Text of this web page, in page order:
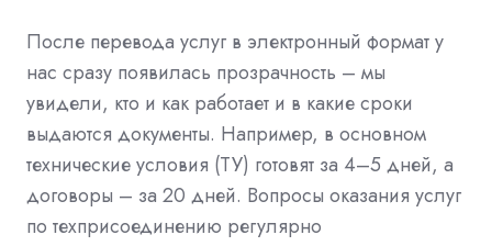
После перевода услуг в электронный формат у
нас сразу появилась прозрачность – мы
увидели, кто и как работает и в какие сроки
выдаются документы. Например, в основном
технические условия (ТУ) готовят за 4–5 дней, а
договоры – за 20 дней. Вопросы оказания услуг
по техприсоединению регулярно